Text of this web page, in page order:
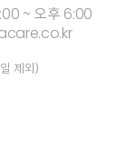
:00 ~ 오후 6:00
제외)